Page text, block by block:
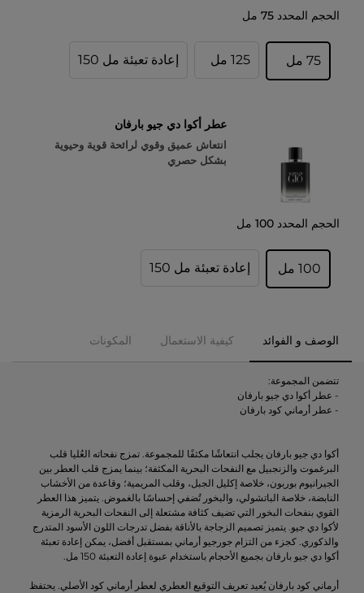
الحجم المحدد 75 مل
75 مل 125 مل إعادة تعبئة مل 150
عطر أكوا دي جيو بارفان
انتعاش عميق وقوي لرائحة قوية وحيوية
بشكل حصري
الحجم المحدد 100 مل
100 مل إعادة تعبئة مل 150
الوصف و الفوائد كيفية الاستعمال المكونات
تتضمن المجموعة:
- عطر أكوا دي جيو بارفان
- عطر أرماني كود بارفان
أكوا دي جيو بارفان يجلب انتعاشًا مكثفًا للمجموعة. تمزج نفحاته العُليا قلب
البرغموت والزنجبيل مع النفحات البحرية المكثفة؛ بينما يمزج قلب العطر بين
الجيرانيوم بوربون، خلاصة إكليل الجبل، وقلب المريمية؛ وقاعدة من الأخشاب
النابضة، خلاصة الباتشولي، والبخور تُضفي إحساسًا بالغموض. يتميز هذا العطر
القوي بنفحات البخور التي تضيف كثافة مشتعلة إلى النفحات البحرية الرمزية
لأكوا دي جيو. يتميز تصميم الزجاجة بالأناقة بفضل تدرجات اللون الأسود المتدرج
والذكوري. كجزء من التزام جورجيو أرماني بمستقبل أفضل، يمكن إعادة تعبئة
أكوا دي جيو بارفان بجميع الأحجام باستخدام عبوة إعادة التعبئة 150 مل.
أرماني كود بارفان يُعيد تعريف التوقيع العطري لعطر أرماني كود الأصلي. يحتفظ